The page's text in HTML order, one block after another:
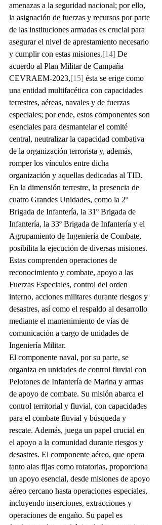
amenazas a la seguridad nacional; por ello,
la asignación de fuerzas y recursos por parte
de las instituciones armadas es crucial para
asegurar el nivel de aprestamiento necesario
y cumplir con estas misiones.[14] De
acuerdo al Plan Militar de Campaña
CEVRAEM-2023,[15] ésta se erige como
una entidad multifacética con capacidades
terrestres, aéreas, navales y de fuerzas
especiales; por ende, estos componentes son
esenciales para desmantelar el comité
central, neutralizar la capacidad combativa
de la organización terrorista y, además,
romper los vínculos entre dicha
organización y aquellas dedicadas al TID.
En la dimensión terrestre, la presencia de
cuatro Grandes Unidades, como la 2º
Brigada de Infantería, la 31º Brigada de
Infantería, la 33º Brigada de Infantería y el
Agrupamiento de Ingeniería de Combate,
posibilita la ejecución de diversas misiones.
Estas comprenden operaciones de
reconocimiento y combate, apoyo a las
Fuerzas Especiales, control del orden
interno, acciones militares durante riesgos y
desastres, así como el respaldo al desarrollo
mediante el mantenimiento de vías de
comunicación a cargo de unidades de
Ingeniería Militar.
El componente naval, por su parte, se
organiza en unidades de control fluvial con
Pelotones de Infantería de Marina y armas
de apoyo de combate. Su misión abarca el
control territorial y fluvial, con capacidades
para el combate fluvial y búsqueda y
rescate. Además, juega un papel crucial en
el apoyo a la comunidad durante riesgos y
desastres. El componente aéreo, que opera
tanto alas fijas como rotatorias, proporciona
un apoyo esencial, desde misiones de apoyo
aéreo cercano hasta operaciones especiales,
incluyendo inserciones, extracciones y
operaciones de engaño. Su papel es